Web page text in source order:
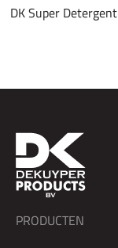
DK Super Detergent
PRODUCTEN